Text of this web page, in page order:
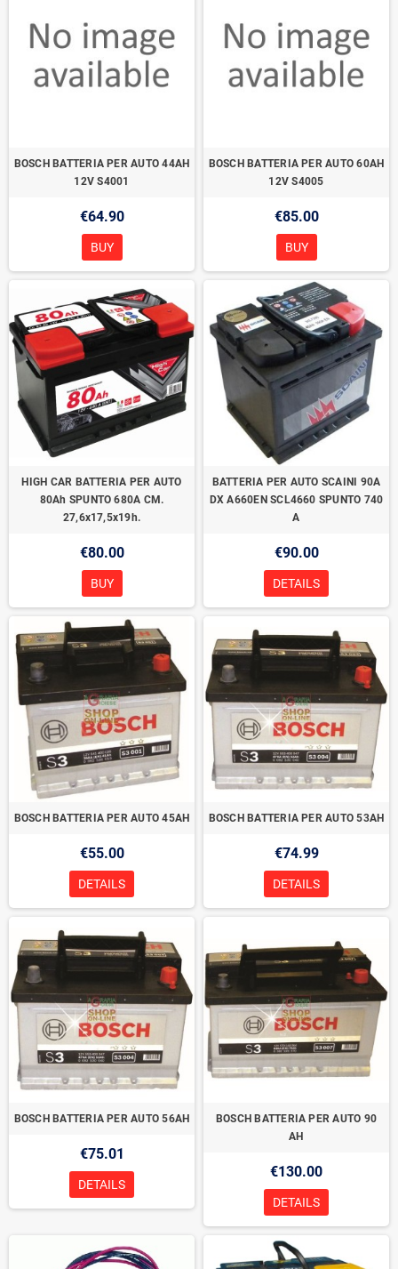
BOSCH BATTERIA PER AUTO 44AH
12V S4001
€64.90
BUY
BOSCH BATTERIA PER AUTO 60AH
12V S4005
€85.00
BUY
HIGH CAR BATTERIA PER AUTO
80Ah SPUNTO 680A CM.
27,6x17,5x19h.
€80.00
BUY
BATTERIA PER AUTO SCAINI 90A
DX A660EN SCL4660 SPUNTO 740
A
€90.00
DETAILS
BOSCH BATTERIA PER AUTO 45AH
€55.00
DETAILS
BOSCH BATTERIA PER AUTO 53AH
€74.99
DETAILS
BOSCH BATTERIA PER AUTO 56AH
€75.01
DETAILS
BOSCH BATTERIA PER AUTO 90
AH
€130.00
DETAILS